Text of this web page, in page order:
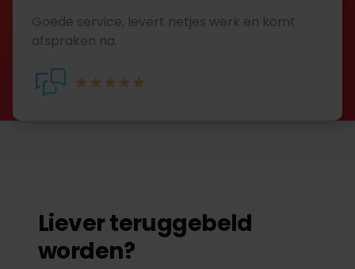
Goede service, levert netjes werk en komt
afspraken na.
Liever teruggebeld
worden?